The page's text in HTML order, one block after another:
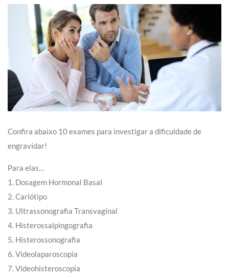
Confira abaixo 10 exames para investigar a dificuldade de
engravidar!
Para elas…
1. Dosagem Hormonal Basal
2. Cariótipo
3. Ultrassonografia Transvaginal
4. Histerossalpingografia
5. Histerossonografia
6. Videolaparoscopia
7. Videohisteroscopia